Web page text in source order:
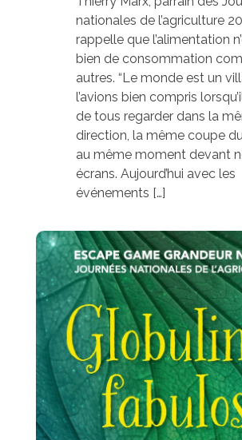
nationales de l’agriculture
rappelle que l’alimentation
bien de consommation
autres. “Le monde est un
l’avions bien compris
de tous regarder dans la
direction, la même coupe
au même moment devant
écrans. Aujourd’hui avec les
événements […]